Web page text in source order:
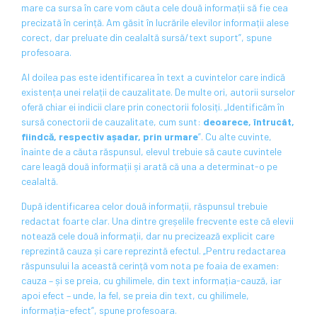
mare ca sursa în care vom căuta cele două informații să fie cea
precizată în cerință. Am găsit în lucrările elevilor informații alese
corect, dar preluate din cealaltă sursă/text suport”, spune
profesoara.
Al doilea pas este identificarea în text a cuvintelor care indică
existența unei relații de cauzalitate. De multe ori, autorii surselor
oferă chiar ei indicii clare prin conectorii folosiți. „Identificăm în
sursă conectorii de cauzalitate, cum sunt: deoarece, întrucât,
fiindcă, respectiv așadar, prin urmare”. Cu alte cuvinte,
înainte de a căuta răspunsul, elevul trebuie să caute cuvintele
care leagă două informații și arată că una a determinat-o pe
cealaltă.
După identificarea celor două informații, răspunsul trebuie
redactat foarte clar. Una dintre greșelile frecvente este că elevii
notează cele două informații, dar nu precizează explicit care
reprezintă cauza și care reprezintă efectul. „Pentru redactarea
răspunsului la această cerință vom nota pe foaia de examen:
cauza – și se preia, cu ghilimele, din text informația-cauză, iar
apoi efect – unde, la fel, se preia din text, cu ghilimele,
informația-efect”, spune profesoara.